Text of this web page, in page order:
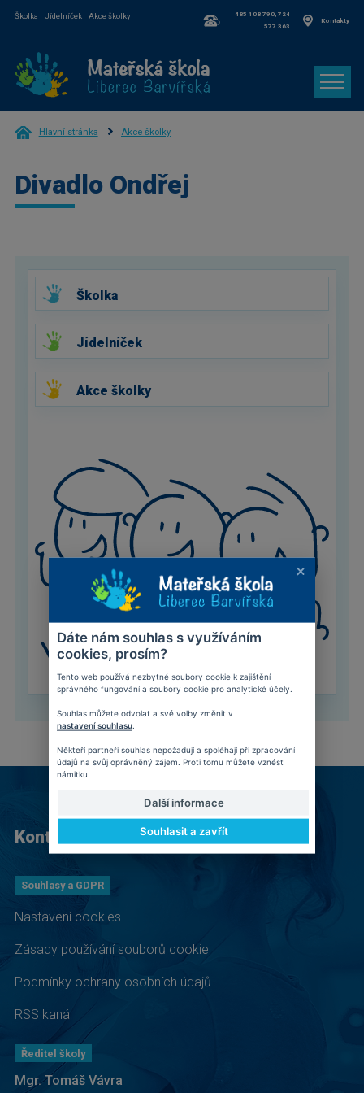
Školka Jídelníček Akce školky
485 108 790, 724
577 363
Kontakty
Hlavní stránka Akce školky
Divadlo Ondřej
Školka
Jídelníček
Akce školky
Kontakt
Souhlasy a GDPR
Nastavení cookies
Zásady používání souborů cookie
Podmínky ochrany osobních údajů
RSS kanál
Ředitel školy
Mgr. Tomáš Vávra
Dáte nám souhlas s využíváním
cookies, prosím?
Tento web používá nezbytné soubory cookie k zajištění
správného fungování a soubory cookie pro analytické účely.
Souhlas můžete odvolat a své volby změnit v
nastavení souhlasu
Někteří partneři souhlas nepožadují a spoléhají při zpracování
údajů na svůj oprávněný zájem. Proti tomu můžete vznést
námitku.
Další informace
Souhlasit a zavřít